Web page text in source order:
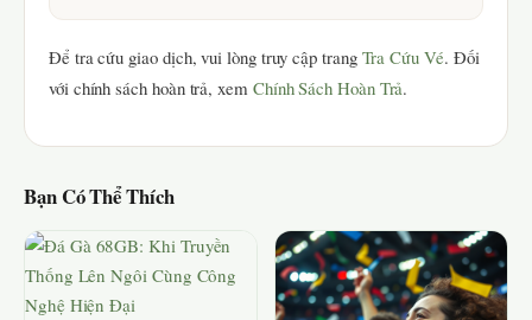
Để tra cứu giao dịch, vui lòng truy cập trang Tra Cứu Vé. Đối
với chính sách hoàn trả, xem Chính Sách Hoàn Trả.
Bạn Có Thể Thích